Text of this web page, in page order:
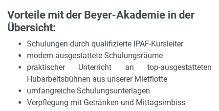
Vorteile mit der Beyer-Akademie in der
Übersicht:
Schulungen durch qualifizierte IPAF-Kursleiter
modern ausgestattete Schulungsräume
praktischer Unterricht an top-ausgestatteten
Hubarbeitsbühnen aus unserer Mietflotte
umfangreiche Schulungsunterlagen
Verpflegung mit Getränken und Mittagsimbiss